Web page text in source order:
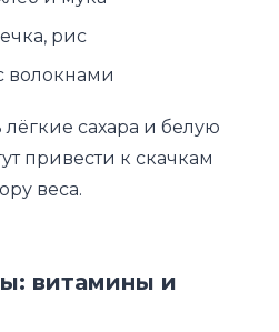
рис
волокнами
сахара и белую
привести к скачкам
веса.
витамины и